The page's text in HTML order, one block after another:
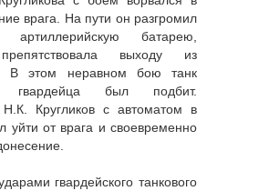
врага. На пути он разгромил
артиллерийскую батарею,
выходу из
В этом неравном бою танк
гвардейца был подбит.
Н.К. Кругликов с автоматом в
уйти от врага и своевременно
гвардейского танкового